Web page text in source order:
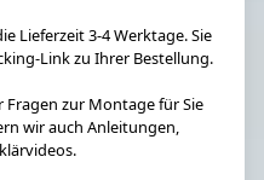
Lieferzeit 3-4 Werktage. Sie
Link zu Ihrer Bestellung.
zur Montage für Sie
wir auch Anleitungen,